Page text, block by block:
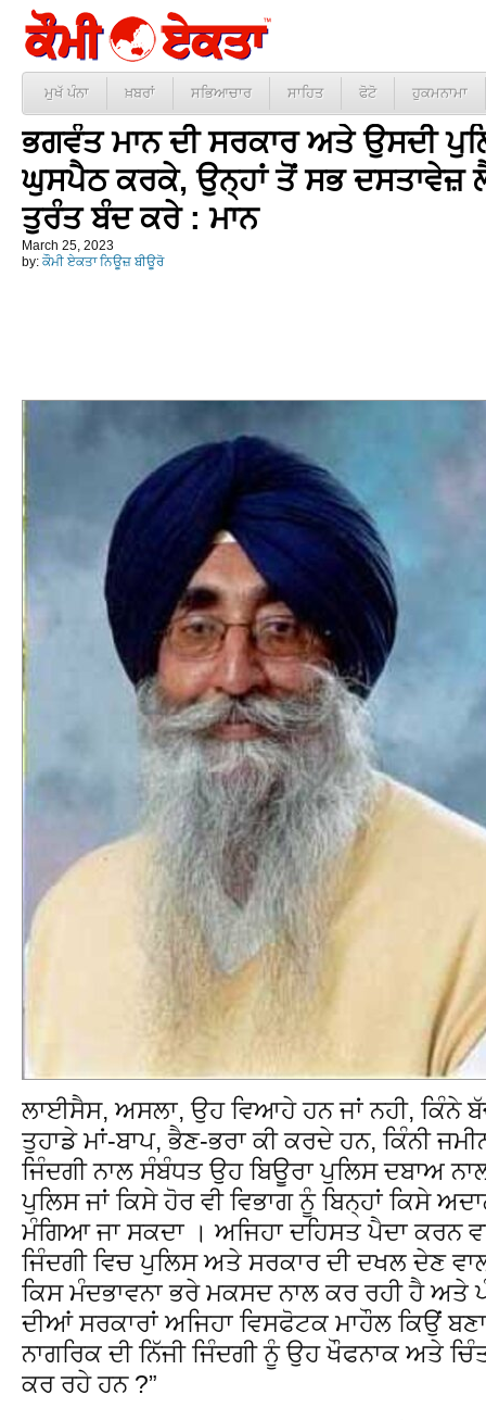
ਮੁਖੱ ਪੰਨਾ ਖ਼ਬਰਾਂ ਸਭਿਆਚਾਰ ਸਾਹਿਤ ਫੋਟੋ ਹੁਕਮਨਾਮਾ
ਭਗਵੰਤ ਮਾਨ ਦੀ ਸਰਕਾਰ ਅਤੇ ਉਸਦੀ
ਘੁਸਪੈਠ ਕਰਕੇ, ਉਨ੍ਹਾਂ ਤੋਂ ਸਭ ਦਸਤਾਵੇਜ਼
ਤੁਰੰਤ ਬੰਦ ਕਰੇ : ਮਾਨ
March 25, 2023
by: ਕੌਮੀ ਏਕਤਾ ਨਿਊਜ਼ ਬੀਊਰੋ
ਲਾਈਸੈਸ, ਅਸਲਾ, ਉਹ ਵਿਆਹੇ ਹਨ ਜਾਂ ਨਹੀ, ਕਿੰਨੇ
ਤੁਹਾਡੇ ਮਾਂ-ਬਾਪ, ਭੈਣ-ਭਰਾ ਕੀ ਕਰਦੇ ਹਨ, ਕਿੰਨੀ
ਜਿੰਦਗੀ ਨਾਲ ਸੰਬੰਧਤ ਉਹ ਬਿਊਰਾ ਪੁਲਿਸ ਦਬਾਅ
ਪੁਲਿਸ ਜਾਂ ਕਿਸੇ ਹੋਰ ਵੀ ਵਿਭਾਗ ਨੂੰ ਬਿਨ੍ਹਾਂ ਕਿਸੇ
ਮੰਗਿਆ ਜਾ ਸਕਦਾ । ਅਜਿਹਾ ਦਹਿਸਤ ਪੈਦਾ ਕਰਨ
ਜਿੰਦਗੀ ਵਿਚ ਪੁਲਿਸ ਅਤੇ ਸਰਕਾਰ ਦੀ ਦਖਲ ਦੇਣ
ਕਿਸ ਮੰਦਭਾਵਨਾ ਭਰੇ ਮਕਸਦ ਨਾਲ ਕਰ ਰਹੀ ਹੈ ਅਤੇ
ਦੀਆਂ ਸਰਕਾਰਾਂ ਅਜਿਹਾ ਵਿਸਫੋਟਕ ਮਾਹੌਲ ਕਿਉਂ
ਨਾਗਰਿਕ ਦੀ ਨਿੱਜੀ ਜਿੰਦਗੀ ਨੂੰ ਉਹ ਖੌਫਨਾਕ ਅਤੇ
ਕਰ ਰਹੇ ਹਨ ?”